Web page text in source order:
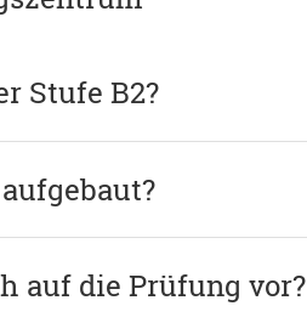
Stufe B2?
auf die Prüfung vor?